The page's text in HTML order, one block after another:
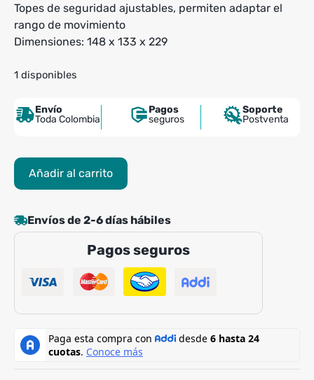
Topes de seguridad ajustables, permiten adaptar el
rango de movimiento
Dimensiones: 148 x 133 x 229
1 disponibles
Envío
Toda Colombia
Pagos
seguros
Soporte
Postventa
Jaula
de
Evolution
EVO
Cage
cantidad
Añadir al carrito
Envíos de 2-6 días hábiles
Pagos seguros